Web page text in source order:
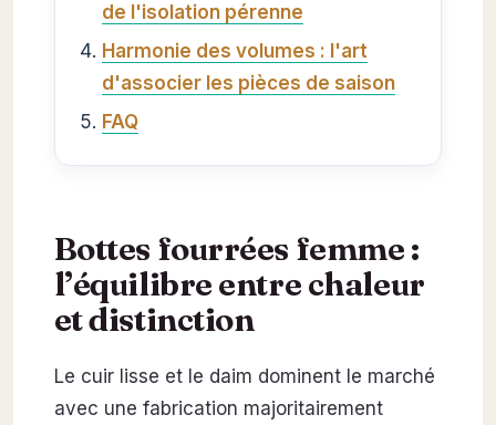
de l'isolation pérenne
Harmonie des volumes : l'art
d'associer les pièces de saison
FAQ
Bottes fourrées femme :
l’équilibre entre chaleur
et distinction
Le cuir lisse et le daim dominent le marché
avec une fabrication majoritairement